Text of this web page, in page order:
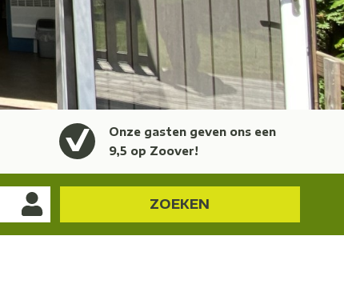
Onze gasten geven ons een
9,5 op Zoover!
ZOEKEN